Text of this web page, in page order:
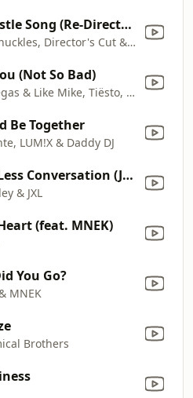
The Whistle Song (Re-Directed)
Frankie Knuckles, Director's Cut & Eric Kupper
(Not So Bad)
Dimitri Vegas & Like Mike, Tiësto, Dido, W&W, Dimitri Vegas & Like Mike
Be Together
LUM!X & Daddy DJ
A Little Less Conversation (JXL Radio Edit Remix)
& JXL
(feat. MNEK)
You Go?
MNEK
Brothers